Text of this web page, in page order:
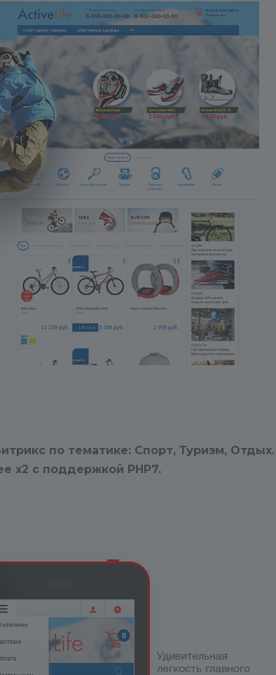
поддержки клиентов
адресу:http://redsign.ru/support/
2. Если вопросов несколько –
пронумеруйте их. Мы ответим
каждый из них по пунктам.
3. Для устранения проблем
всегда нужен доступ к
управлению сайтом. Для этого
предоставьте:
- Административный доступ
сайт (адрес сайта, логин,
. Сайт должен
в открытом доступе! Убедитесь,
что логин и пароль
работоспособны!
- FTP аккаунт с правами на
всех папок и
файлов сайта (особенно папки
Если мы не сможем зайти к вам
по тематике: Спорт, Туризм, Отдых.
x2 c поддержкой PHP7.